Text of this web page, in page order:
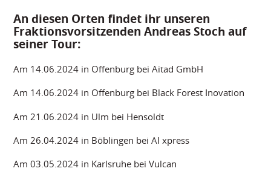
An diesen Orten findet ihr unseren
Fraktionsvorsitzenden Andreas Stoch auf
seiner Tour:
Am 14.06.2024 in Offenburg bei Aitad GmbH
Am 14.06.2024 in Offenburg bei Black Forest Inovation
Am 21.06.2024 in Ulm bei Hensoldt
Am 26.04.2024 in Böblingen bei AI xpress
Am 03.05.2024 in Karlsruhe bei Vulcan